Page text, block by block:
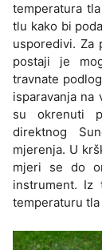
temperatura
tlu kako bi
usporedivi. Za
postaji je
travnate
isparavanja na
su okrenuti
direktnog
mjerenja. U
mjeri se do
instrument. Iz
temperaturu